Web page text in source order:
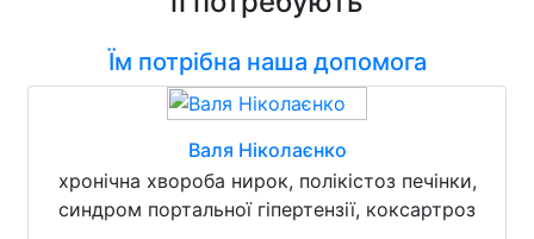
Їм потрібна наша допомога
Валя Ніколаєнко
хронічна хвороба нирок, полікістоз печінки,
синдром портальної гіпертензії, коксартроз